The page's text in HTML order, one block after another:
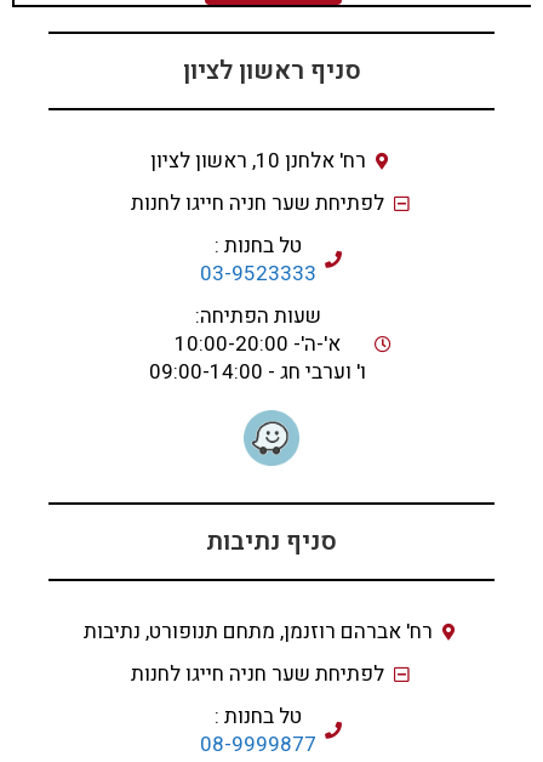
סניף ראשון לציון
רח' אלחנן 10, ראשון לציון
לפתיחת שער חניה חייגו לחנות
טל בחנות :
03-9523333
שעות הפתיחה:
א'-ה'- 10:00-20:00
ו' וערבי חג - 09:00-14:00
סניף נתיבות
רח' אברהם רוזנמן, מתחם תנופורט, נתיבות
לפתיחת שער חניה חייגו לחנות
טל בחנות :
08-9999877